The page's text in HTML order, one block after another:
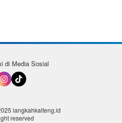
di Media Sosial
langkahkalteng.id
reserved